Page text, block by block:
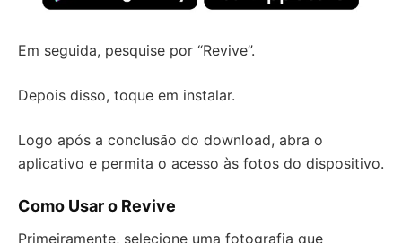
Em seguida, pesquise por “Revive”.
Depois disso, toque em instalar.
Logo após a conclusão do download, abra o
aplicativo e permita o acesso às fotos do dispositivo.
Como Usar o Revive
Primeiramente, selecione uma fotografia que